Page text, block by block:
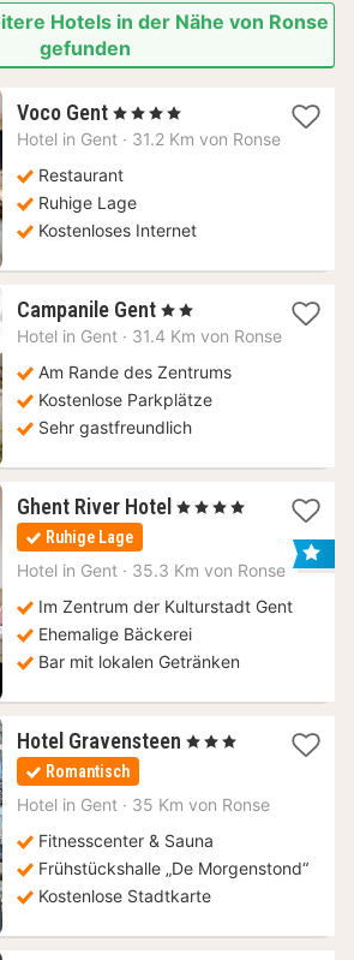
Hotels in der Nähe von Ronse
gefunden
Voco Gent 1
Nacht
99
€
, 4 Sterne
Hotel in Gent · 31.2 Km von Ronse
Restaurant
Ruhige Lage
Kostenloses Internet
Campanile Gent 1
Nacht
85
€
, 2 Sterne
Hotel in Gent · 31.4 Km von Ronse
Am Rande des Zentrums
Kostenlose Parkplätze
Sehr gastfreundlich
Ghent River Hotel 1
129
, 4 Sterne
Ruhige Lage
Hotel in Gent · 35.3 Km von Ronse
Im Zentrum der Kulturstadt Gent
Ehemalige Bäckerei
Bar mit lokalen Getränken
Hotel Gravensteen 1
109
, 3 Sterne
Romantisch
Hotel in Gent · 35 Km von Ronse
Fitnesscenter & Sauna
Frühstückshalle „De Morgenstond“
Kostenlose Stadtkarte